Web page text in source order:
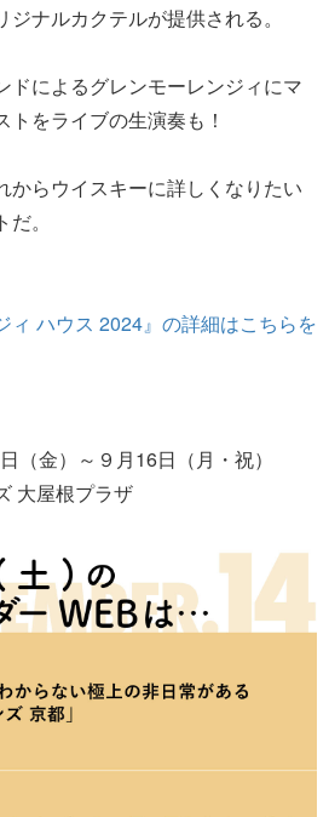
ナルカクテルが提供される。
ドによるグレンモーレンジィにマ
をライブの生演奏も！
からウイスキーに詳しくなりたい
。
ィ ハウス 2024』の詳細はこちらを
（金）～９月16日（月・祝）
大屋根プラザ